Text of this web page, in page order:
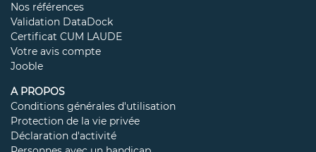
Nos références
Validation DataDock
Certificat CUM LAUDE
Votre avis compte
Jooble
A PROPOS
Conditions générales d'utilisation
Protection de la vie privée
Déclaration d'activité